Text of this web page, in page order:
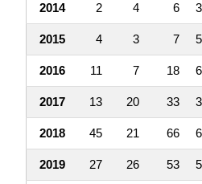
2014 2 4 6
2015 4 3 7
2016 11 7 18
2017 13 20 33
2018 45 21 66
2019 27 26 53